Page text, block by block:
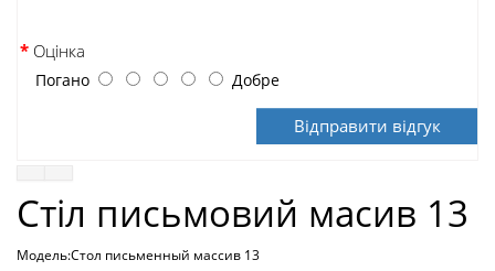
Оцінка
Погано Добре
Відправити відгук
Стіл письмовий масив 13
Модель:Стол письменный массив 13